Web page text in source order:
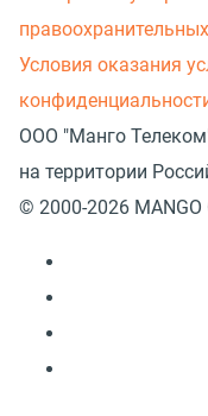
Условия оказания
ООО "Манго
на территории
© 2000-2026 MANGO